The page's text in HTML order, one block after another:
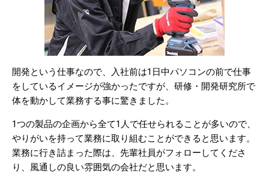
開発という仕事なので、入社前は1日中パソコンの前で仕事
をしているイメージが強かったですが、研修・開発研究所で
体を動かして業務する事に驚きました。
1つの製品の企画から全て1人で任せられることが多いので、
やりがいを持って業務に取り組むことができると思います。
業務に行き詰まった際は、先輩社員がフォローしてくださ
り、風通しの良い雰囲気の会社だと思います。